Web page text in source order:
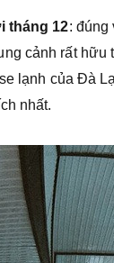
tháng 12: đúng
cảnh rất
lạnh của Đà
nhất.